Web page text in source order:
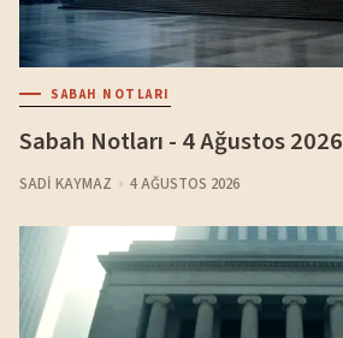
SABAH NOTLARI
Sabah Notları - 4 Ağustos 2026
SADI KAYMAZ 4 AĞUSTOS 2026